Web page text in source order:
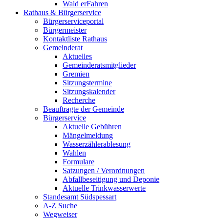
Wald erFahren
Rathaus & Bürgerservice
Bürgerserviceportal
Bürgermeister
Kontaktliste Rathaus
Gemeinderat
Aktuelles
Gemeinderatsmitglieder
Gremien
Sitzungstermine
Sitzungskalender
Recherche
Beauftragte der Gemeinde
Bürgerservice
Aktuelle Gebühren
Mängelmeldung
Wasserzählerablesung
Wahlen
Formulare
Satzungen / Verordnungen
Abfallbeseitigung und Deponie
Aktuelle Trinkwasserwerte
Standesamt Südspessart
A-Z Suche
Wegweiser